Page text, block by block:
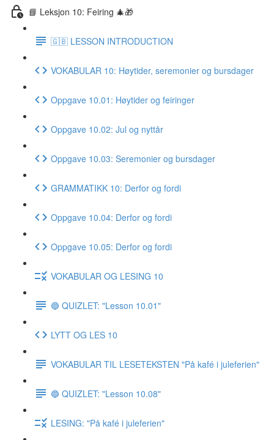
📘 Leksjon 10: Feiring 🎄🎁
🇬🇧 LESSON INTRODUCTION
VOKABULAR 10: Høytider, seremonier og bursdager
Oppgave 10.01: Høytider og feiringer
Oppgave 10.02: Jul og nyttår
Oppgave 10.03: Seremonier og bursdager
GRAMMATIKK 10: Derfor og fordi
Oppgave 10.04: Derfor og fordi
Oppgave 10.05: Derfor og fordi
VOKABULAR OG LESING 10
🔵 QUIZLET: "Lesson 10.01"
LYTT OG LES 10
VOKABULAR TIL LESETEKSTEN "På kafé i juleferien"
🔵 QUIZLET: "Lesson 10.08"
LESING: "På kafé i juleferien"